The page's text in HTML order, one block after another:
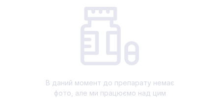
В даний момент до препарату немає
фото, але ми працюємо над цим